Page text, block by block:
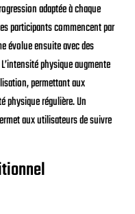
adaptée à chaque
participants commencent par
évolue ensuite avec des
physique augmente
permettant aux
physique régulière. Un
aux utilisateurs de suivre